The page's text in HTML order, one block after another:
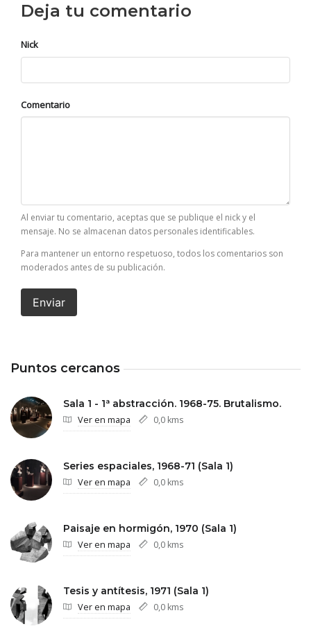
Deja tu comentario
Nick
Comentario
Al enviar tu comentario, aceptas que se publique el nick y el
mensaje. No se almacenan datos personales identificables.
Para mantener un entorno respetuoso, todos los comentarios son
moderados antes de su publicación.
Enviar
Puntos cercanos
Sala 1 - 1ª abstracción. 1968-75. Brutalismo.
Ver en mapa 0,0 kms
Series espaciales, 1968-71 (Sala 1)
Ver en mapa 0,0 kms
Paisaje en hormigón, 1970 (Sala 1)
Ver en mapa 0,0 kms
Tesis y antítesis, 1971 (Sala 1)
Ver en mapa 0,0 kms